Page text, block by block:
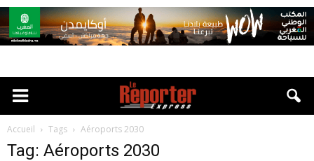
Accueil Tags Aéroports 2030
Tag: Aéroports 2030